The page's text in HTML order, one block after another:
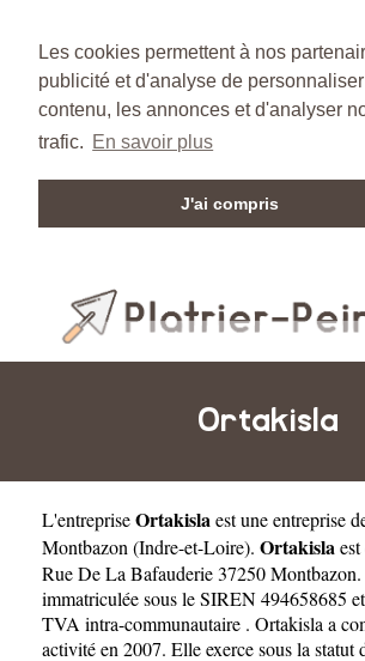
Les cookies permettent à nos
publicité et d'analyse de
contenu, les annonces et d'analyser
trafic. En savoir plus
J'ai compris
Ortakisla
L'entrepriseOrtakislaest uneentreprise
Montbazon (Indre-et-Loire). Ortakisla
Rue De La Bafauderie 37250
immatriculée sous le SIREN 494658685
TVA intra-communautaire . Ortakisla a
activité en 2007. Elle exerce sous la statut